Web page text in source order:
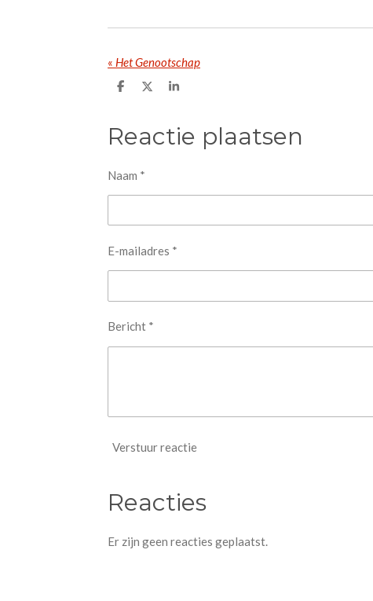
« Het Genootschap
D
n
D
S
e
Reactie plaatsen
Naam *
E-mailadres *
Bericht *
Verstuur reactie
Reacties
Er zijn geen reacties geplaatst.